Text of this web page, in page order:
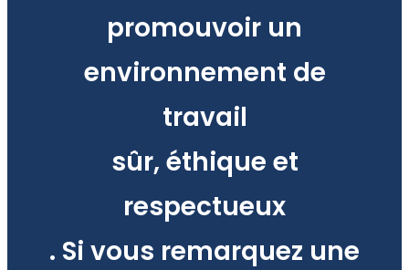
promouvoir un
environnement de
travail
sûr, éthique et
respectueux
. Si vous remarquez une